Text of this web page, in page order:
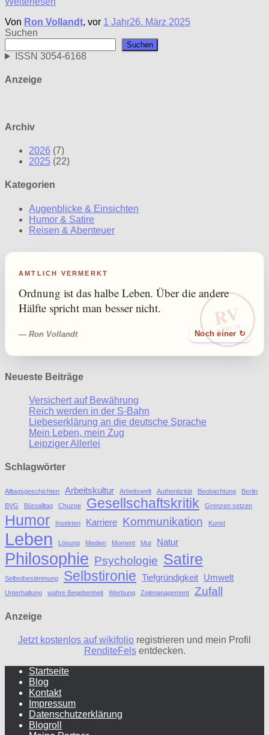
Von Ron Vollandt, vor 1 Jahr26. März 2025
Suchen
Suchen
ISSN 3054-6168
Anzeige
Archiv
2026 (7)
2025 (22)
Kategorien
Augenblicke & Einsichten
Humor & Satire
Reisen & Abenteuer
RV
BERLIN
AMTLICH VERMERKT
Ordnung ist das halbe Leben. Über die andere
Hälfte spricht man besser nicht.
— Ron Vollandt Noch einer ↻
Neueste Beiträge
Versichert auf Bewährung
Reich werden in der S-Bahn
Liebeserklärung an die deutsche Sprache
Mein Leben, mein Zug
Leipziger Allerlei
Schlagwörter
Alltagsgeschichten Arbeitskultur Arbeitswelt Authentizität Beobachtung
Berlin
BVG
Büroalltag Chuzpe Gesellschaftskritik Grenzen setzen
Humor Insekten Karriere Kommunikation Kunst
Leben Lösung Medien Moment Mut Natur
Philosophie Psychologie Satire
Selbstbestimmung Selbstironie Tiefgründigkeit Umwelt
Unterhaltung wahre Begebenheit Werbung Zeitmanagement Zufall
Anzeige
Jetzt kostenlos auf wikifolio registrieren und mein Profil
RenditeFelsentdecken.
Startseite
Blog
Kontakt
Impressum
Datenschutzerklärung
Blogroll